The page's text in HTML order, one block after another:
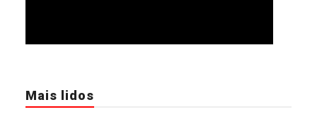
Mais lidos